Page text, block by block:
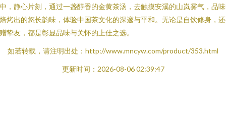
，静心片刻，通过一盏醇香的金黄茶汤，去触摸安溪的山岚雾气，品
烤出的悠长韵味，体验中国茶文化的深邃与平和。无论是自饮修身，
挚友，都是彰显品味与关怀的上佳之选。
如若转载，请注明出处：http://www.mncyw.com/product/353.html
更新时间：2026-08-06 02:39:47